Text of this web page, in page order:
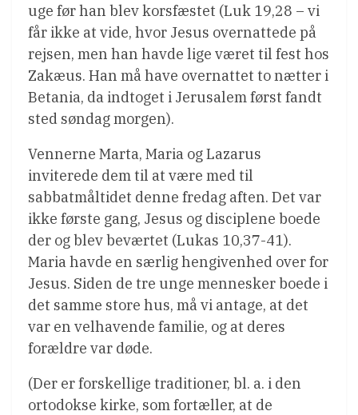
uge før han blev korsfæstet (Luk 19,28 – vi
får ikke at vide, hvor Jesus overnattede på
rejsen, men han havde lige været til fest hos
Zakæus. Han må have overnattet to nætter i
Betania, da indtoget i Jerusalem først fandt
sted søndag morgen).
Vennerne Marta, Maria og Lazarus
inviterede dem til at være med til
sabbatmåltidet denne fredag aften. Det var
ikke første gang, Jesus og disciplene boede
der og blev beværtet (Lukas 10,37-41).
Maria havde en særlig hengivenhed over for
Jesus. Siden de tre unge mennesker boede i
det samme store hus, må vi antage, at det
var en velhavende familie, og at deres
forældre var døde.
(Der er forskellige traditioner, bl. a. i den
ortodokse kirke, som fortæller, at de